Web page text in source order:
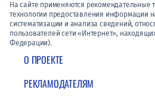
О ПРОЕКТЕ
РЕКЛАМОДАТЕЛЯМ
На сайте применяются
технологии предоставления информации
систематизации и анализа сведений,
пользователей сети «Интернет»,
Федерации).